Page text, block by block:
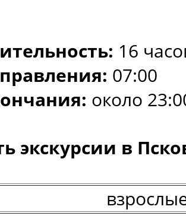
16
07:00
около
экскурсии в